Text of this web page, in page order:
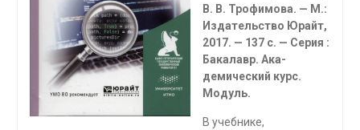
В. В. Трофи­мова. — М.:
Издательство Юрайт,
2017. — 137 с. — Серия :
Бакалавр. Ака­
демический курс.
Модуль.
В учебнике,